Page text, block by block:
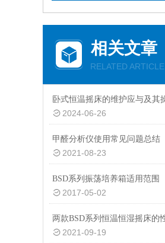
相关文章
RELATED ARTICLE
2024-06-26
甲醛分析仪使用常见问题总结
2021-08-23
BSD系列振荡培养箱适用范围
2017-05-02
2021-09-19